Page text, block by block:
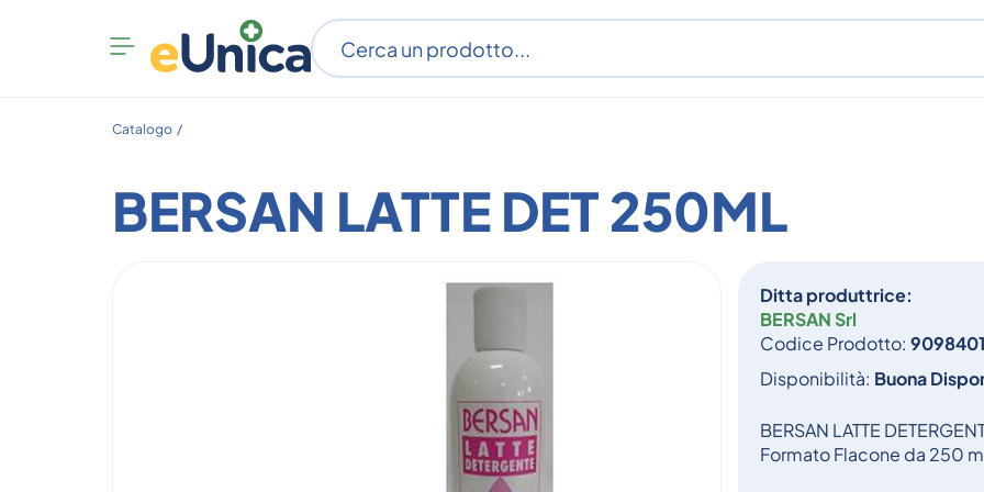
Apri
menu
Catalogo /
BERSAN LATTE DET 250ML
Ditta produttrice:
BERSAN Srl
Codice Prodotto:
Disponibilità: Buona
BERSAN LATTE
Formato Flacone da 250